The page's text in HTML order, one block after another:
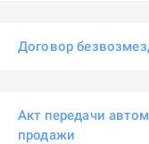
Договор
Акт передачи
продажи